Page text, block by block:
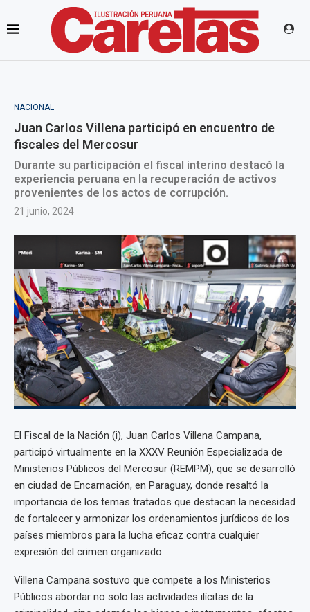
NACIONAL
Juan Carlos Villena participó en encuentro de
fiscales del Mercosur
Durante su participación el fiscal interino destacó la
experiencia peruana en la recuperación de activos
provenientes de los actos de corrupción.
21 junio, 2024
El Fiscal de la Nación (i), Juan Carlos Villena Campana,
participó virtualmente en la XXXV Reunión Especializada de
Ministerios Públicos del Mercosur (REMPM), que se desarrolló
en ciudad de Encarnación, en Paraguay, donde resaltó la
importancia de los temas tratados que destacan la necesidad
de fortalecer y armonizar los ordenamientos jurídicos de los
países miembros para la lucha eficaz contra cualquier
expresión del crimen organizado.
Villena Campana sostuvo que compete a los Ministerios
Públicos abordar no solo las actividades ilícitas de la